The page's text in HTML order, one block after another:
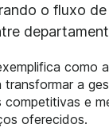
o fluxo
como
transformar a
e
oferecidos.